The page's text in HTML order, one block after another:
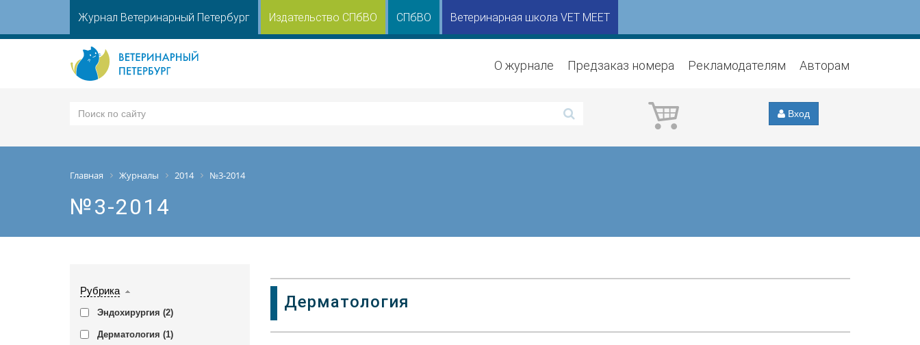
Журнал Ветеринарный Петербург Издательство СПбВО СПбВО Ветеринарная школа VET MEET
О журнале Предзаказ номера Рекламодателям Авторам
Вход
Главная Журналы 2014 №3-2014
№3-2014
Рубрика
Эндохирургия (2)
Дерматология (1)
Дерматология